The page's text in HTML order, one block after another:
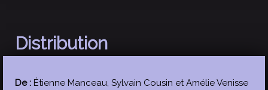
Distribution
De : Étienne Manceau, Sylvain Cousin et Amélie Venisse